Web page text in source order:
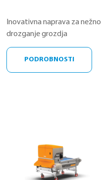
Inovativna naprava za nežno
drozganje grozdja
PODROBNOSTI